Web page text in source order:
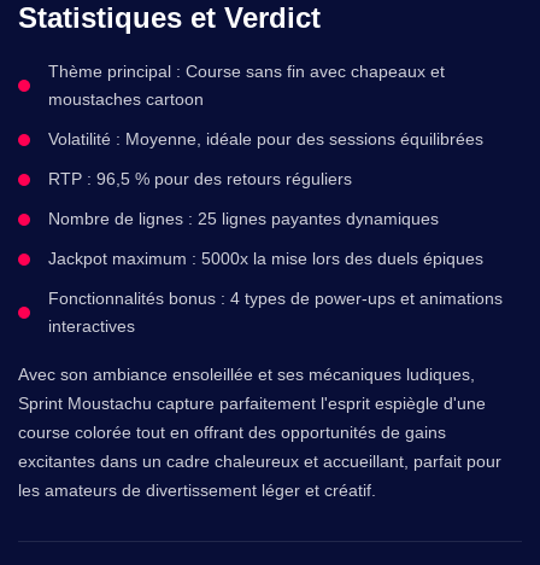
Statistiques et Verdict
Thème principal : Course sans fin avec chapeaux et
moustaches cartoon
Volatilité : Moyenne, idéale pour des sessions équilibrées
RTP : 96,5 % pour des retours réguliers
Nombre de lignes : 25 lignes payantes dynamiques
Jackpot maximum : 5000x la mise lors des duels épiques
Fonctionnalités bonus : 4 types de power-ups et animations
interactives
Avec son ambiance ensoleillée et ses mécaniques ludiques,
Sprint Moustachu capture parfaitement l'esprit espiègle d'une
course colorée tout en offrant des opportunités de gains
excitantes dans un cadre chaleureux et accueillant, parfait pour
les amateurs de divertissement léger et créatif.